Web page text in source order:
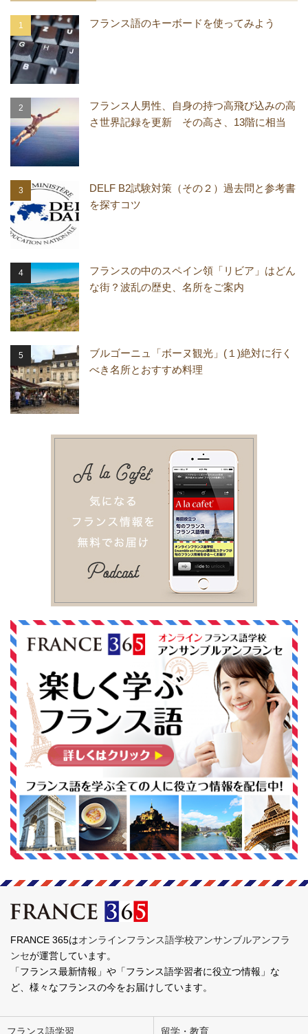
フランス語のキーボードを使ってみよう
フランス人男性、自身の持つ高飛び込みの高
さ世界記録を更新 その高さ、13階に相当
DELF B2試験対策（その２）過去問と参考書
を探すコツ
フランスの中のスペイン領「リビア」はどん
な街？波乱の歴史、名所をご案内
ブルゴーニュ「ボーヌ観光」(１)絶対に行く
べき名所とおすすめ料理
FRANCE 365はオンラインフランス語学校アンサンブルアンフラ
ンセが運営しています。
「フランス最新情報」や「フランス語学習者に役立つ情報」な
ど、様々なフランスの今をお届けしています。
フランス語学習 留学・教育